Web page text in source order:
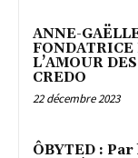
ANNE-
FONDATRICE
L’AMOUR
CREDO
22 décembre 2023
ÔBYTED :